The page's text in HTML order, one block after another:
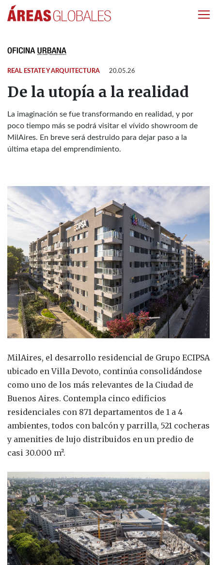
REAL ESTATE Y ARQUITECTURA 20.05.26
De la utopía a la realidad
La imaginación se fue transformando en realidad, y por
poco tiempo más se podrá visitar el vívido showroom de
MilAires. En breve será destruido para dejar paso a la
última etapa del emprendimiento.
MilAires, el desarrollo residencial de Grupo ECIPSA
ubicado en Villa Devoto, continúa consolidándose
como uno de los más relevantes de la Ciudad de
Buenos Aires. Contempla cinco edificios
residenciales con 871 departamentos de 1 a 4
ambientes, todos con balcón y parrilla, 521 cocheras
y amenities de lujo distribuidos en un predio de
casi 30.000 m².